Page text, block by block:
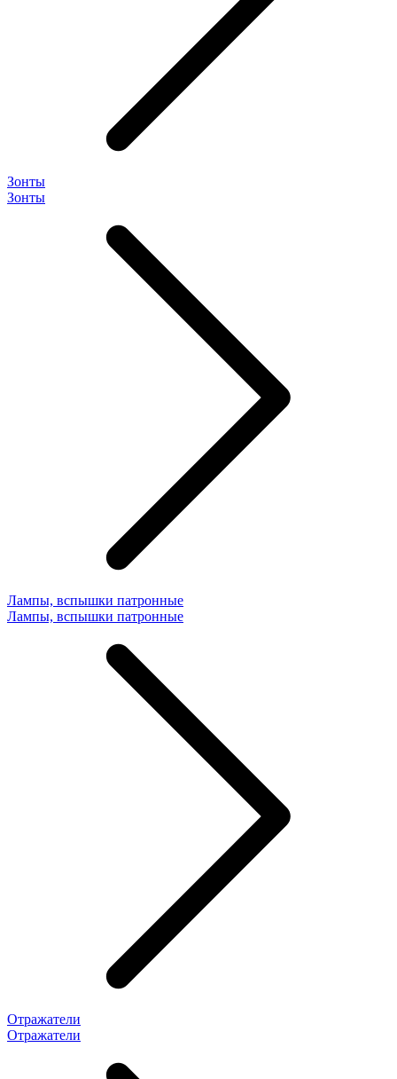
Зонты
Зонты
Лампы, вспышки патронные
Лампы, вспышки патронные
Отражатели
Отражатели